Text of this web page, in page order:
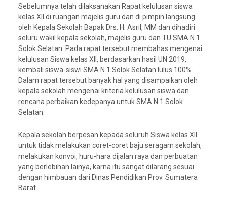
Sebelumnya telah dilaksanakan Rapat kelulusan siswa
kelas XII di ruangan majelis guru dan di pimpin langsung
oleh Kepala Sekolah Bapak Drs. H. Asril, MM dan dihadiri
seluru wakil kepala sekolah, majelis guru dan TU SMA N 1
Solok Selatan. Pada rapat tersebut membahas mengenai
kelulusan Siswa kelas XII, berdasarkan hasil UN 2019,
kembali siswa-siswi SMA N 1 Solok Selatan lulus 100%.
Dalam rapat tersebut banyak hal yang disampaikan oleh
kepala sekolah mengenai kriteria kelulusan siswa dan
rencana perbaikan kedepanya untuk SMA N 1 Solok
Selatan.
Kepala sekolah berpesan kepada seluruh Siswa kelas XII
untuk tidak melakukan coret-coret baju seragam sekolah,
melakukan konvoi, huru-hara dijalan raya dan perbuatan
yang berlebihan lainya, karna itu sangat dilarang sesuai
dengan himbauan dari Dinas Pendidikan Prov. Sumatera
Barat.